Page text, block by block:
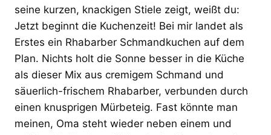
seine kurzen, knackigen Stiele zeigt, weißt du:
Jetzt beginnt die Kuchenzeit! Bei mir landet als
Erstes ein Rhabarber Schmandkuchen auf dem
Plan. Nichts holt die Sonne besser in die Küche
als dieser Mix aus cremigem Schmand und
säuerlich-frischem Rhabarber, verbunden durch
einen knusprigen Mürbeteig. Fast könnte man
meinen, Oma steht wieder neben einem und